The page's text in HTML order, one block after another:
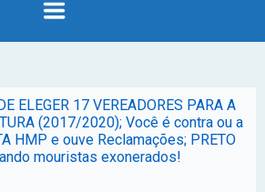
ELEGER 17 VEREADORES PARA A
(2017/2020); Você é contra ou a
HMP e ouve Reclamações; PRETO
mouristas exonerados!